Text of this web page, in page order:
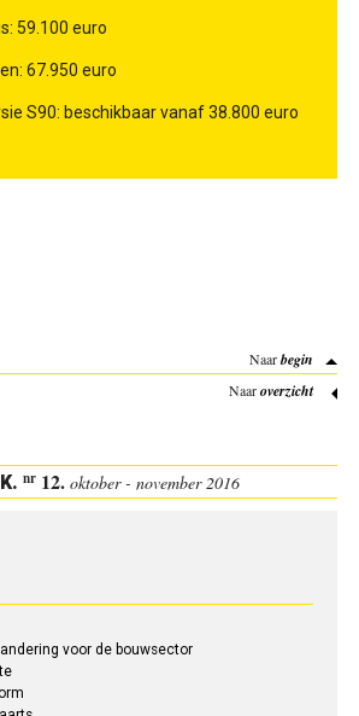
59.100 euro
67.950 euro
S90: beschikbaar vanaf 38.800 euro
Naarbegin
Naaroverzicht
. nr12. oktober - november 2016
voor de bouwsector